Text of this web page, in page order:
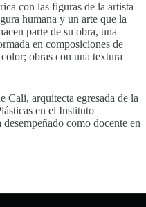
con las figuras de la artista
humana y un arte que la
parte de su obra, una
en composiciones de
obras con una textura
Cali, arquitecta egresada de la
en el Instituto
como docente en